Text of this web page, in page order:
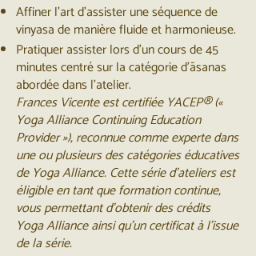
Affiner l’art d’assister une séquence de
vinyasa de manière fluide et harmonieuse.
Pratiquer assister lors d’un cours de 45
minutes centré sur la catégorie d’āsanas
abordée dans l’atelier.
Frances Vicente est certifiée YACEP® («
Yoga Alliance Continuing Education
Provider »), reconnue comme experte dans
une ou plusieurs des catégories éducatives
de Yoga Alliance. Cette série d’ateliers est
éligible en tant que formation continue,
vous permettant d’obtenir des crédits
Yoga Alliance ainsi qu’un certificat à l’issue
de la série.